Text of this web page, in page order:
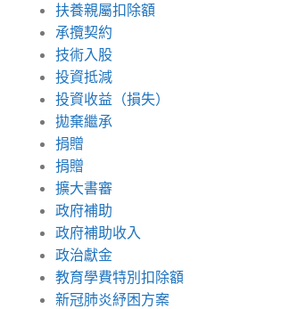
扶養親屬扣除額
承攬契約
技術入股
投資抵減
投資收益（損失）
拋棄繼承
捐贈
捐贈
擴大書審
政府補助
政府補助收入
政治獻金
教育學費特別扣除額
新冠肺炎紓困方案